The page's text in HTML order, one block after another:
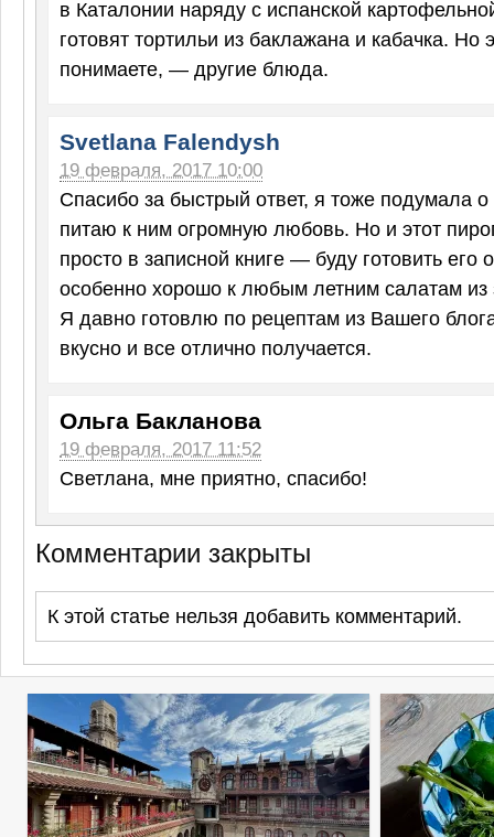
в Каталонии наряду с испанской
готовят тортильи из баклажана и кабачка. Но
понимаете, — другие блюда.
Svetlana Falendysh
19 февраля, 2017 10:00
Спасибо за быстрый ответ, я тоже подумала о
питаю к ним огромную любовь. Но и этот
просто в записной книге — буду готовить его
особенно хорошо к любым летним салатам из
Я давно готовлю по рецептам из Вашего
вкусно и все отлично получается.
Ольга Бакланова
19 февраля, 2017 11:52
Светлана, мне приятно, спасибо!
Комментарии закрыты
К этой статье нельзя добавить комментарий.